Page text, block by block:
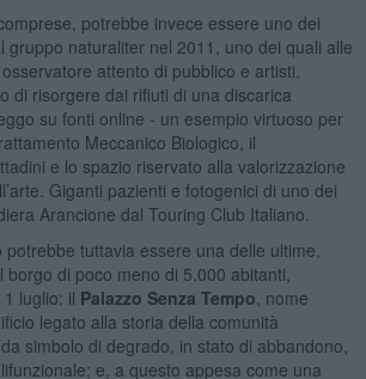
potrebbe invece essere uno dei
gruppo naturaliter nel 2011, uno dei quali alle
attento di pubblico e artisti.
di risorgere dai rifiuti di una discarica
su fonti online - un esempio virtuoso per
Meccanico Biologico, il
e lo spazio riservato alla valorizzazione
Giganti pazienti e fotogenici di uno dei
Arancione dal Touring Club Italiano.
tuttavia essere una delle ultime,
borgo di poco meno di 5.000 abitanti,
luglio: il Palazzo Senza Tempo , nome
legato alla storia della comunità
simbolo di degrado, in stato di abbandono,
e, a questo appesa come una